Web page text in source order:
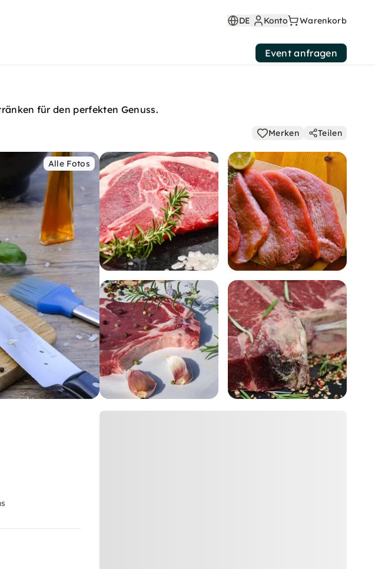
DE Konto Warenkorb
Event anfragen
für den perfekten Genuss.
Merken Teilen
Alle Fotos